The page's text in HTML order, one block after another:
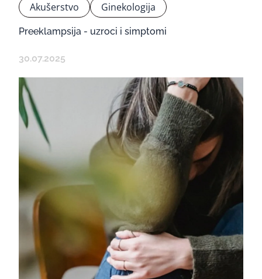
Akušerstvo Ginekologija
Preeklampsija - uzroci i simptomi
30.07.2025